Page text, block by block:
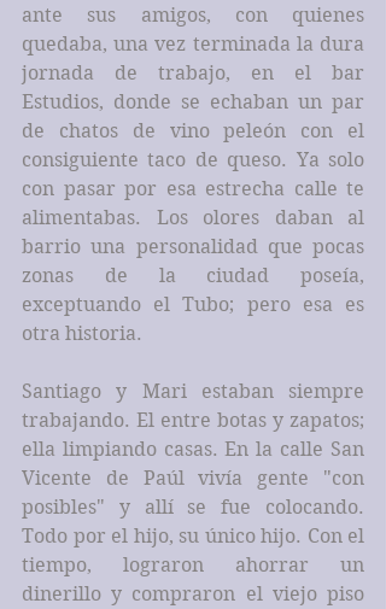
ante sus amigos, con quienes
quedaba, una vez terminada la dura
jornada de trabajo, en el bar
Estudios, donde se echaban un par
de chatos de vino peleón con el
consiguiente taco de queso. Ya solo
con pasar por esa estrecha calle te
alimentabas. Los olores daban al
barrio una personalidad que pocas
zonas de la ciudad poseía,
exceptuando el Tubo; pero esa es
otra historia.
Santiago y Mari estaban siempre
trabajando. El entre botas y zapatos;
ella limpiando casas. En la calle San
Vicente de Paúl vivía gente "con
posibles" y allí se fue colocando.
Todo por el hijo, su único hijo. Con el
tiempo, lograron ahorrar un
dinerillo y compraron el viejo piso